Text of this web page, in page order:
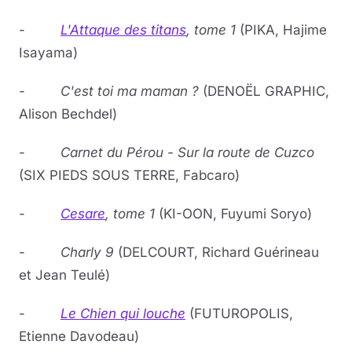
- L'Attaque des titans, tome 1 (PIKA, Hajime
Isayama)
- C'est toi ma maman ? (DENOËL GRAPHIC,
Alison Bechdel)
- Carnet du Pérou - Sur la route de Cuzco
(SIX PIEDS SOUS TERRE, Fabcaro)
- Cesare, tome 1 (KI-OON, Fuyumi Soryo)
- Charly 9 (DELCOURT, Richard Guérineau
et Jean Teulé)
- Le Chien qui louche (FUTUROPOLIS,
Etienne Davodeau)